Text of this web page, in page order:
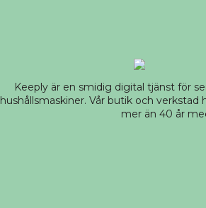
Keeply är en smidig digital tjänst för
hushållsmaskiner. Vår butik och
mer än 40 år